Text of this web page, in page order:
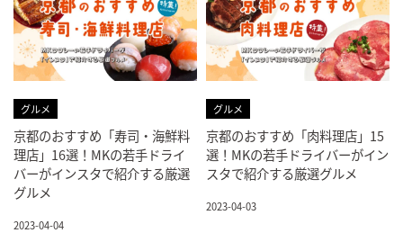
グルメ
京都のおすすめ「寿司・海鮮料
理店」16選！MKの若手ドライ
バーがインスタで紹介する厳選
グルメ
2023-04-04
グルメ
京都のおすすめ「肉料理店」15
選！MKの若手ドライバーがイン
スタで紹介する厳選グルメ
2023-04-03